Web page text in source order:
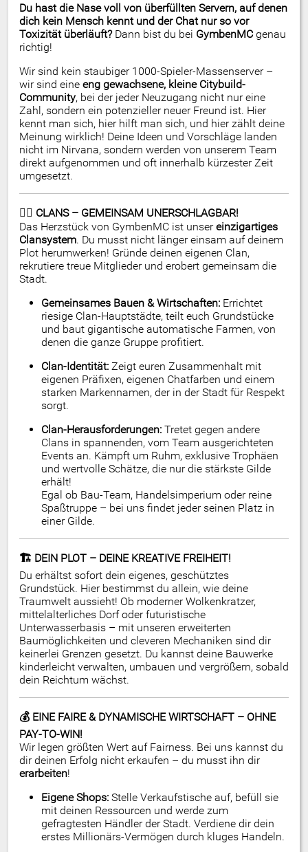
Du hast die Nase voll von überfüllten Servern, auf denen
dich kein Mensch kennt und der Chat nur so vor
Toxizität überläuft?Dann bist du bei GymbenMCgenau
richtig!
Wir sind kein staubiger 1000-Spieler-Massenserver –
wir sind eine eng gewachsene, kleine Citybuild-
Community, bei der jeder Neuzugang nicht nur eine
Zahl, sondern ein potenzieller neuer Freund ist. Hier
kennt man sich, hier hilft man sich, und hier zählt deine
Meinung wirklich! Deine Ideen und Vorschläge landen
nicht im Nirvana, sondern werden von unserem Team
direkt aufgenommen und oft innerhalb kürzester Zeit
umgesetzt.
🏴‍☠️ CLANS – GEMEINSAM UNERSCHLAGBAR!
Das Herzstück von GymbenMC ist unsereinzigartiges
Clansystem. Du musst nicht länger einsam auf deinem
Plot herumwerken! Gründe deinen eigenen Clan,
rekrutiere treue Mitglieder und erobert gemeinsam die
Stadt.
Gemeinsames Bauen & Wirtschaften: Errichtet
riesige Clan-Hauptstädte, teilt euch Grundstücke
und baut gigantische automatische Farmen, von
denen die ganze Gruppe profitiert.
Clan-Identität: Zeigt euren Zusammenhalt mit
eigenen Präfixen, eigenen Chatfarben und einem
starken Markennamen, der in der Stadt für Respekt
sorgt.
Clan-Herausforderungen: Tretet gegen andere
Clans in spannenden, vom Team ausgerichteten
Events an. Kämpft um Ruhm, exklusive Trophäen
und wertvolle Schätze, die nur die stärkste Gilde
erhält!
Egal ob Bau-Team, Handelsimperium oder reine
Spaßtruppe – bei uns findet jeder seinen Platz in
einer Gilde.
🏗️ DEIN PLOT – DEINE KREATIVE FREIHEIT!
Du erhältst sofort dein eigenes, geschütztes
Grundstück. Hier bestimmst du allein, wie deine
Traumwelt aussieht! Ob moderner Wolkenkratzer,
mittelalterliches Dorf oder futuristische
Unterwasserbasis – mit unseren erweiterten
Baumöglichkeiten und cleveren Mechaniken sind dir
keinerlei Grenzen gesetzt. Du kannst deine Bauwerke
kinderleicht verwalten, umbauen und vergrößern, sobald
dein Reichtum wächst.
💰 EINE FAIRE & DYNAMISCHE WIRTSCHAFT – OHNE
PAY-TO-WIN!
Wir legen größten Wert auf Fairness. Bei uns kannst du
dir deinen Erfolg nicht erkaufen – du musst ihn dir
erarbeiten!
Eigene Shops: Stelle Verkaufstische auf, befüll sie
mit deinen Ressourcen und werde zum
gefragtesten Händler der Stadt. Verdiene dir dein
erstes Millionärs-Vermögen durch kluges Handeln.